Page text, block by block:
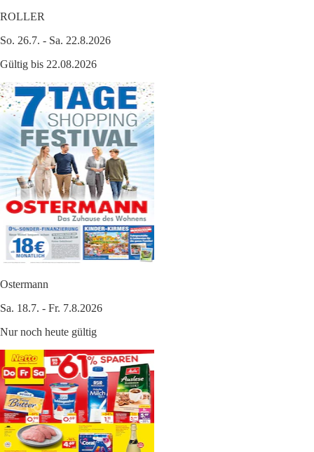
ROLLER
So. 26.7. - Sa. 22.8.2026
Gültig bis 22.08.2026
Ostermann
Sa. 18.7. - Fr. 7.8.2026
Nur noch heute gültig